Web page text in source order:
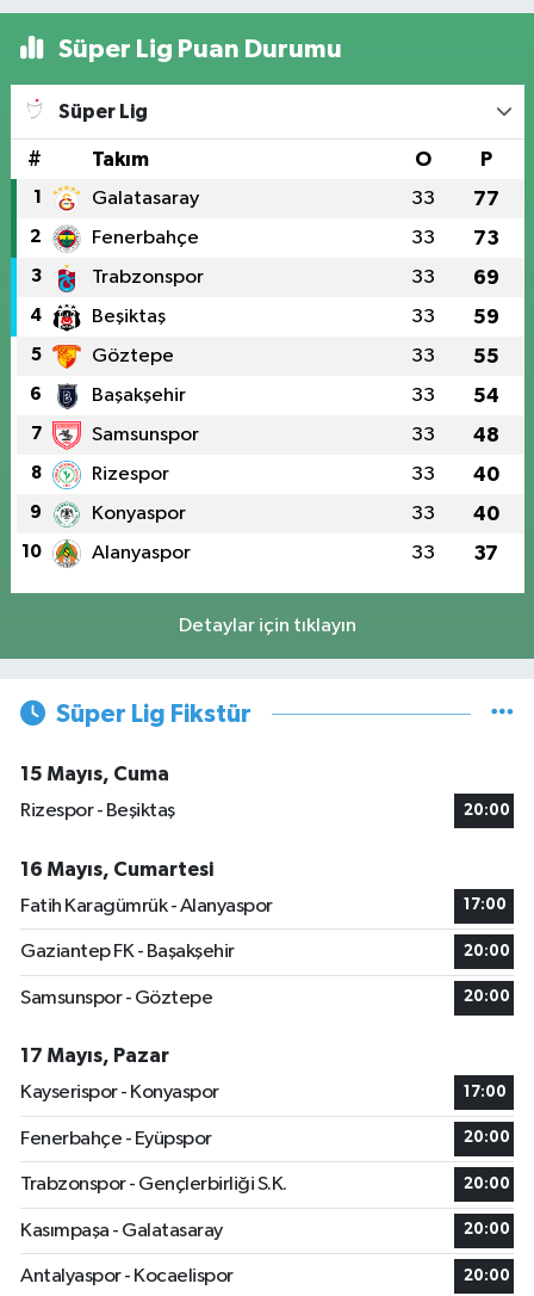
Süper Lig Puan Durumu
Süper Lig
# Takım O P
1 Galatasaray 33 77
2 Fenerbahçe 33 73
3 Trabzonspor 33 69
4 Beşiktaş 33 59
5 Göztepe 33 55
6 Başakşehir 33 54
7 Samsunspor 33 48
8 Rizespor 33 40
9 Konyaspor 33 40
10 Alanyaspor 33 37
Detaylar için tıklayın
Süper Lig Fikstür
15 Mayıs, Cuma
Rizespor - Beşiktaş
20:00
16 Mayıs, Cumartesi
Fatih Karagümrük - Alanyaspor
17:00
Gaziantep FK - Başakşehir 20:00
Samsunspor - Göztepe 20:00
17 Mayıs, Pazar
Kayserispor - Konyaspor
17:00
Fenerbahçe - Eyüpspor 20:00
Trabzonspor - Gençlerbirliği S.K. 20:00
Kasımpaşa - Galatasaray 20:00
Antalyaspor - Kocaelispor 20:00